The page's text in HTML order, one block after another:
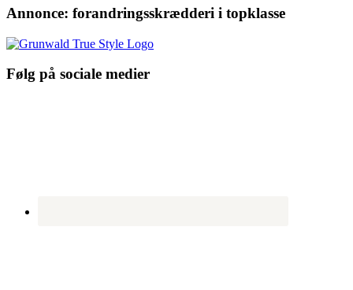
Annonce: forandringsskrædderi i topklasse
Følg på sociale medier